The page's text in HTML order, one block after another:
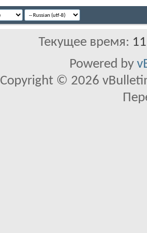
Текущее время:
Powered by
Copyright © 2026